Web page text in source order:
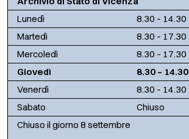
Lunedì
8.30 – 14.30
Martedì
8.30 – 17.30
Mercoledì
8.30 – 17.30
Giovedì
8.30 – 14.30
Venerdì
8.30 – 14.30
Sabato
Chiuso
Chiuso il giorno 8 settembre